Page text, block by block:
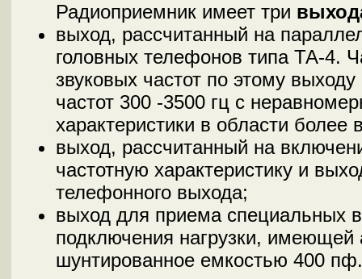
Радиоприемник имеет три
выход, рассчитанный на
головных телефонов типа ТА-4.
звуковых частот по этому
частот 300 -3500 гц с
характеристики в области более
выход, рассчитанный на
частотную характеристику и
телефонного выхода;
выход для приема специальных
подключения нагрузки, имеющей
шунтированное емкостью 400 пф.